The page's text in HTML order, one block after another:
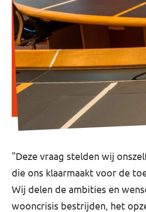
"Deze vraag stelden wij
die ons klaarmaakt voor de
Wij delen de ambities en
wooncrisis bestrijden, het